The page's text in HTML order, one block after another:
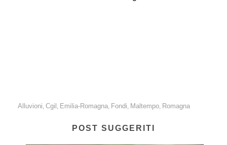
Alluvioni, Cgil , Emilia-Romagna, Fondi, Maltempo, Romagna
POST SUGGERITI